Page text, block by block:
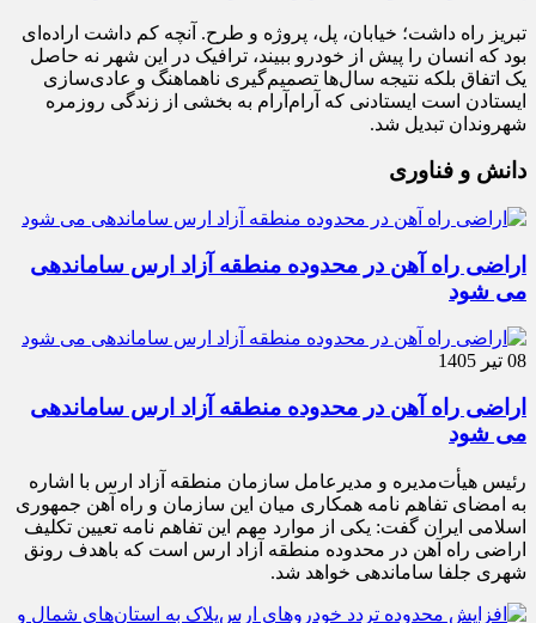
تبریز راه داشت؛ خیابان، پل، پروژه و طرح. آنچه کم داشت اراده‌ای
بود که انسان را پیش از خودرو ببیند، ترافیک در این شهر نه حاصل
یک اتفاق بلکه نتیجه سال‌ها تصمیم‌گیری ناهماهنگ و عادی‌سازی
ایستادن است ایستادنی که آرام‌آرام به بخشی از زندگی روزمره
شهروندان تبدیل شد.
دانش و فناوری
اراضی راه آهن در محدوده منطقه آزاد ارس ساماندهی
می شود
08 تیر 1405
اراضی راه آهن در محدوده منطقه آزاد ارس ساماندهی
می شود
رئیس هیأت‌مدیره و مدیرعامل سازمان منطقه آزاد ارس با اشاره
به امضای تفاهم نامه همکاری میان این سازمان و راه آهن جمهوری
اسلامی ایران گفت: یکی از موارد مهم این تفاهم نامه تعیین تکلیف
اراضی راه آهن در محدوده منطقه آزاد ارس است که باهدف رونق
شهری جلفا ساماندهی خواهد شد.